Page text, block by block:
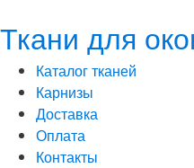
Ткани для
Каталог тканей
Карнизы
Доставка
Оплата
Контакты